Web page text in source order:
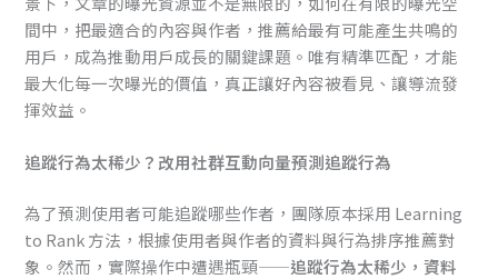
間中，把最適合的內容與作者，推薦給最有可能產生共鳴的
用戶，成為推動用戶成長的關鍵課題。唯有精準匹配，才能
最大化每一次曝光的價值，真正讓好內容被看見、讓導流發
揮效益。
追蹤行為太稀少？改用社群互動向量預測追蹤行為
為了預測使用者可能追蹤哪些作者，團隊原本採用 Learning
to Rank 方法，根據使用者與作者的資料與行為排序推薦對
象。然而，實際操作中遭遇瓶頸——追蹤行為太稀少，資料